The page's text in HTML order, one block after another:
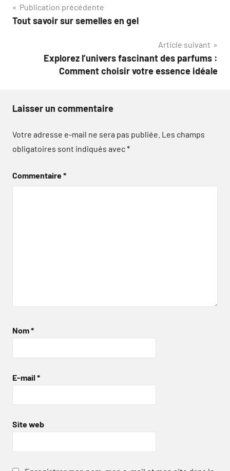
Navigation
de
Publication précédente
Tout savoir sur semelles en gel
Article suivant
Explorez l’univers fascinant des parfums :
Comment choisir votre essence idéale
Laisser un commentaire
Votre adresse e-mail ne sera pas publiée. Les champs
obligatoires sont indiqués avec*
Commentaire*
Nom*
E-mail *
Site web